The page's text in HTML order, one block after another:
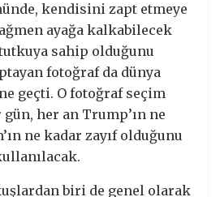
kendisini zapt etmeye
ayağa kalkabilecek
sahip olduğunu
fotoğraf da dünya
geçti. O fotoğraf seçim
her an Trump’ın ne
ne kadar zayıf olduğunu
biri de genel olarak